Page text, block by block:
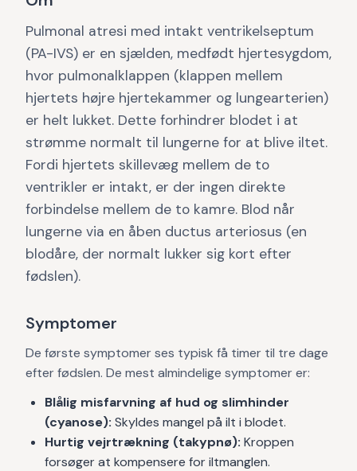
Pulmonal atresi med intakt ventrikelseptum
(PA-IVS) er en sjælden, medfødt hjertesygdom,
hvor pulmonalklappen (klappen mellem
hjertets højre hjertekammer og lungearterien)
er helt lukket. Dette forhindrer blodet i at
strømme normalt til lungerne for at blive iltet.
Fordi hjertets skillevæg mellem de to
ventrikler er intakt, er der ingen direkte
forbindelse mellem de to kamre. Blod når
lungerne via en åben ductus arteriosus (en
blodåre, der normalt lukker sig kort efter
fødslen).
Symptomer
De første symptomer ses typisk få timer til tre dage
efter fødslen. De mest almindelige symptomer er:
Blålig misfarvning af hud og slimhinder
(cyanose): Skyldes mangel på ilt i blodet.
Hurtig vejrtrækning (takypnø): Kroppen
forsøger at kompensere for iltmanglen.